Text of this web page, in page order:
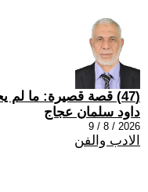
(47) قصة قصيرة: ما لم يحمله الماء
داود سلمان عجاج
2026 / 8 / 9
الادب والفن